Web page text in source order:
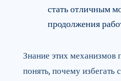
стать отличным
продолжения
Знание этих механизмов
понять, почему избегать